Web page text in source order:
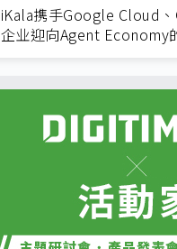
iKala携手Google Cloud
企业迎向Agent Economy